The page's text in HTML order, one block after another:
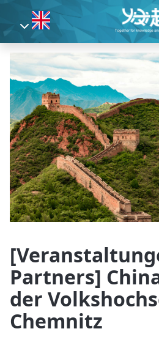
Partners]
der
Chemnitz